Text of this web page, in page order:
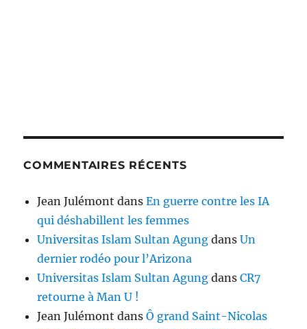
COMMENTAIRES RÉCENTS
Jean Julémont dansEn guerre contre les IA
qui déshabillent les femmes
Universitas Islam Sultan Agung dansUn
dernier rodéo pour l’Arizona
Universitas Islam Sultan Agung dansCR7
retourne à Man U !
Jean Julémont dansÔ grand Saint-Nicolas